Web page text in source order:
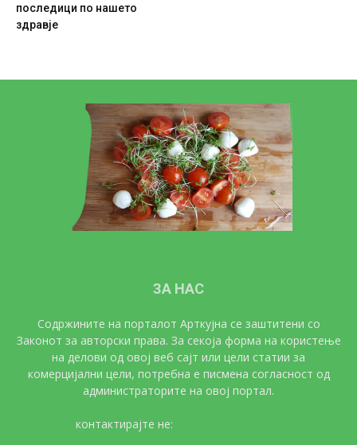
последици по нашето
здравје
ЗА НАС
Содржините на порталот Арткујна се заштитени со
Законот за авторски права. За секоја форма на користење
на делови од овој веб сајт или цели статии за
комерцијални цели, потребна е писмена согласност од
администраторите на овој портал.
контактирајте не: